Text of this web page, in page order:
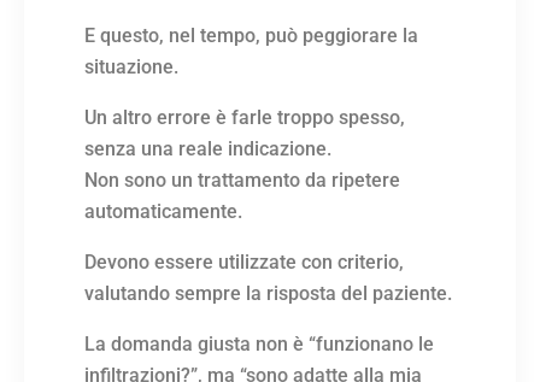
E questo, nel tempo, può peggiorare la
situazione.
Un altro errore è farle troppo spesso,
senza una reale indicazione.
Non sono un trattamento da ripetere
automaticamente.
Devono essere utilizzate con criterio,
valutando sempre la risposta del paziente.
La domanda giusta non è “funzionano le
infiltrazioni?”, ma “sono adatte alla mia